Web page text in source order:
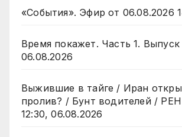
«События». Эфир от 06.08.2026
Время покажет. Часть 1. Выпуск
06.08.2026
Выжившие в тайге / Иран
пролив? / Бунт водителей /
12:30, 06.08.2026